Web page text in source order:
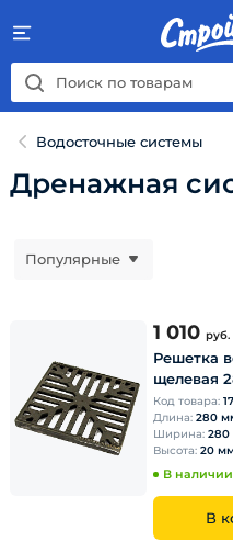
Водосточные системы
Дренажная
Популярные
1 010 руб.
Решетка
щелевая
Код товара:
Длина: 280
Ширина:
Высота: 20
В наличии
В